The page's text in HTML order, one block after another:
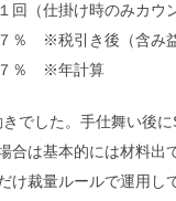
回（仕掛け時のみカウ
％ ※税引き後（含み益
７％ ※年計算
でした。手仕舞い後
合は基本的には材料出
け裁量ルールで運用し